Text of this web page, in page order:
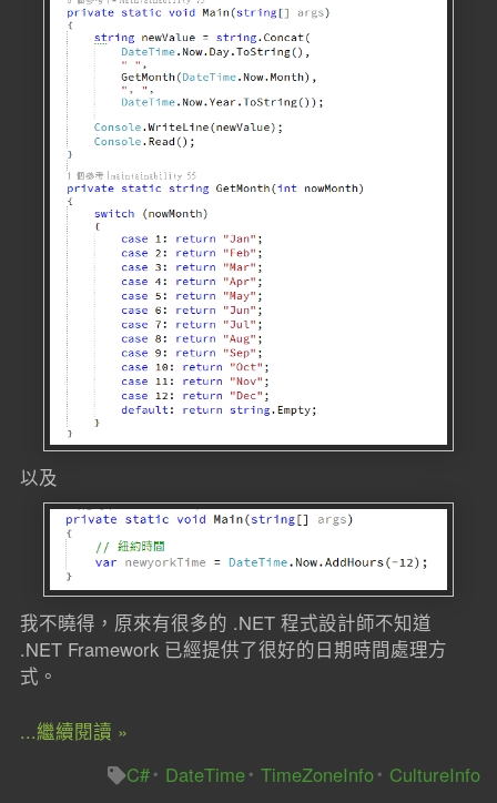
以及
我不曉得，原來有很多的 .NET 程式設計師不知道
.NET Framework 已經提供了很好的日期時間處理方
式。
...繼續閱讀 »
C#
DateTime TimeZoneInfo CultureInfo